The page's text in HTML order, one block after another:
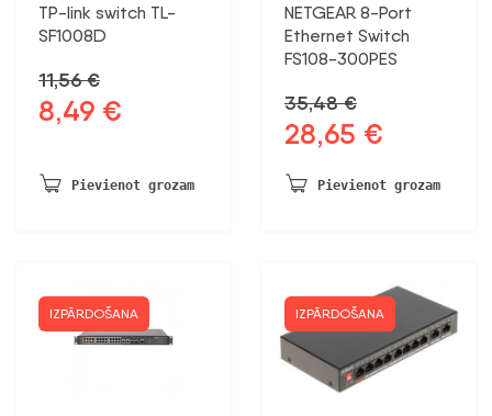
TP-link switch TL-
SF1008D
11,56€
Sākotnējā
cena
11,56 €.
8,49 €
8,49 €.
Pievienot grozam
NETGEAR 8-Port
Ethernet Switch
FS108-300PES
35,48€
Sākotnējā
cena
bija:
28,65 €
ir:
Pievienot grozam
IZPĀRDOŠANA IZPĀRDOŠANA